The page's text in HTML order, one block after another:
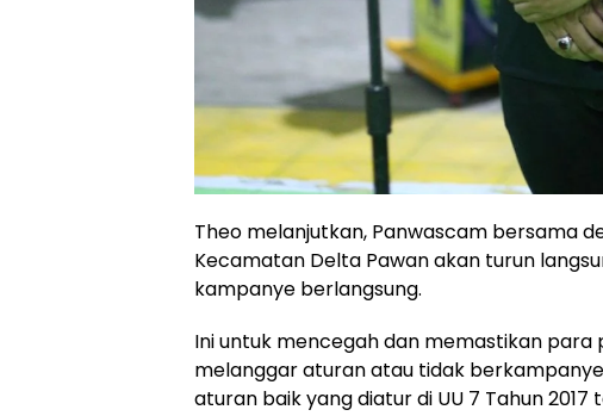
Theo melanjutkan, Panwascam bersama
Kecamatan Delta Pawan akan turun
kampanye berlangsung.
Ini untuk mencegah dan memastikan
melanggar aturan atau tidak
aturan baik yang diatur di UU 7 Tahun 2017